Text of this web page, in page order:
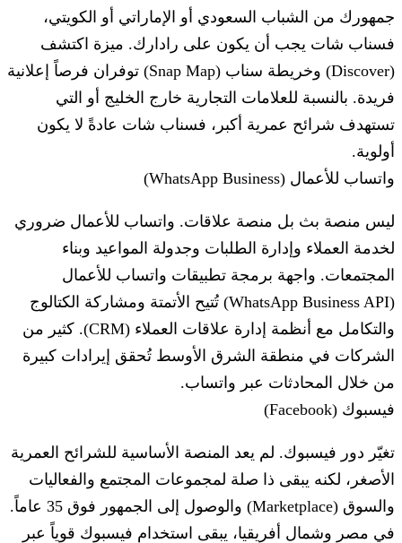
جمهورك من الشباب السعودي أو الإماراتي أو الكويتي،
فسناب شات يجب أن يكون على رادارك. ميزة اكتشف
(Discover) وخريطة سناب (Snap Map) توفران فرصاً إعلانية
فريدة. بالنسبة للعلامات التجارية خارج الخليج أو التي
تستهدف شرائح عمرية أكبر، فسناب شات عادةً لا يكون
أولوية.
واتساب للأعمال (WhatsApp Business)
ليس منصة بث بل منصة علاقات. واتساب للأعمال ضروري
لخدمة العملاء وإدارة الطلبات وجدولة المواعيد وبناء
المجتمعات. واجهة برمجة تطبيقات واتساب للأعمال
(WhatsApp Business API) تُتيح الأتمتة ومشاركة الكتالوج
والتكامل مع أنظمة إدارة علاقات العملاء (CRM). كثير من
الشركات في منطقة الشرق الأوسط تُحقق إيرادات كبيرة
من خلال المحادثات عبر واتساب.
فيسبوك (Facebook)
تغيّر دور فيسبوك. لم يعد المنصة الأساسية للشرائح العمرية
الأصغر، لكنه يبقى ذا صلة لمجموعات المجتمع والفعاليات
والسوق (Marketplace) والوصول إلى الجمهور فوق 35 عاماً.
في مصر وشمال أفريقيا، يبقى استخدام فيسبوك قوياً عبر